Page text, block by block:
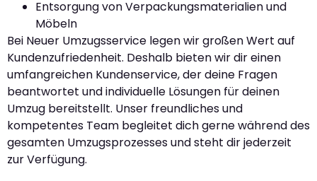
Entsorgung von Verpackungsmaterialien und
Möbeln
Bei Neuer Umzugsservice legen wir großen Wert auf
Kundenzufriedenheit. Deshalb bieten wir dir einen
umfangreichen Kundenservice, der deine Fragen
beantwortet und individuelle Lösungen für deinen
Umzug bereitstellt. Unser freundliches und
kompetentes Team begleitet dich gerne während des
gesamten Umzugsprozesses und steht dir jederzeit
zur Verfügung.